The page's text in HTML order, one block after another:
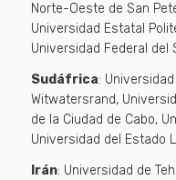
Norte-Oeste de San
Universidad Estatal
Universidad Federal del
Sudáfrica:
Witwatersrand,
de la Ciudad de Cabo,
Universidad del Estado
Irán: Universidad de